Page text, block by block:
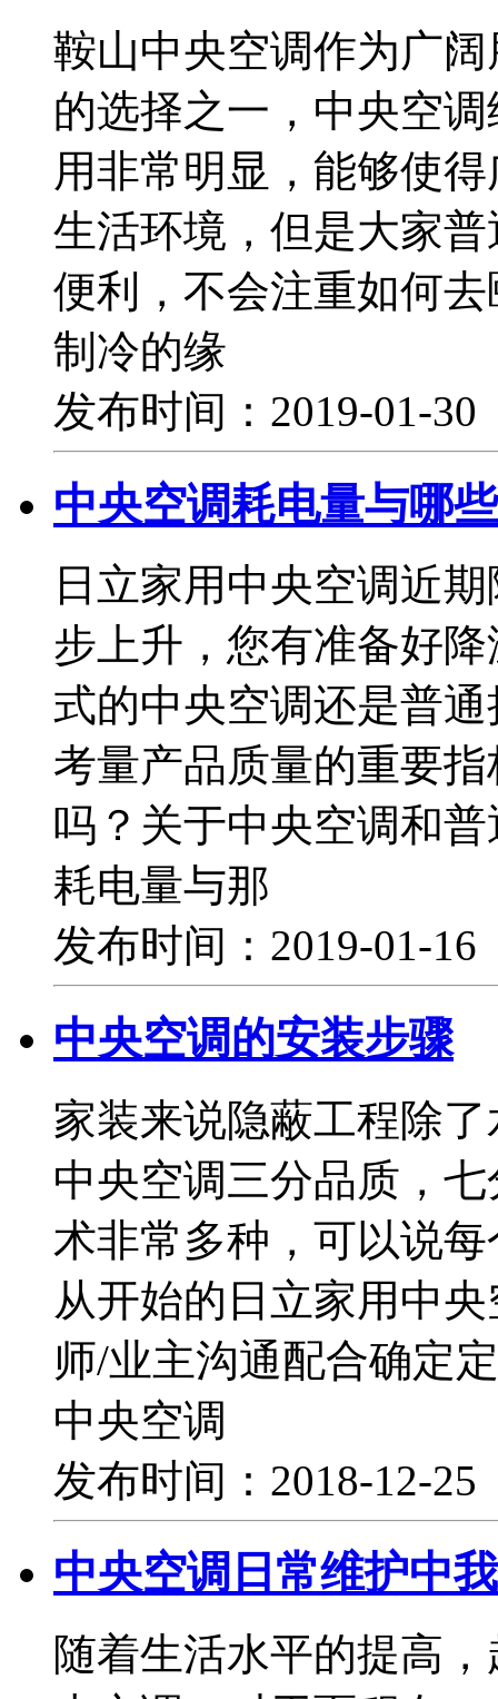
鞍山中央空调作为广
的选择之一，中央空
用非常明显，能够使
生活环境，但是大家
便利，不会注重如何
制冷的缘
发布时间：2019-01-
中央空调耗电量与哪
日立家用中央空调近
步上升，您有准备好
式的中央空调还是普
考量产品质量的重要
吗？关于中央空调和
耗电量与那
发布时间：2019-01-
中央空调的安装步骤
家装来说隐蔽工程除
中央空调三分品质，
术非常多种，可以说
从开始的日立家用中
师/业主沟通配合确定
中央空调
发布时间：2018-12-
中央空调日常维护中
随着生活水平的提高